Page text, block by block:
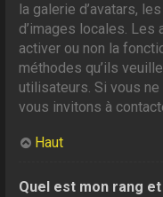
la galerie d’avatars,
d’images locales. Les
activer ou non la
méthodes qu’ils
utilisateurs. Si vous
vous invitons à
Haut
Quel est mon rang